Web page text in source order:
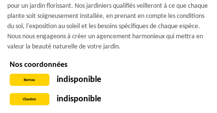
pour un jardin florissant. Nos jardiniers qualifiés veilleront à ce que chaque
plante soit soigneusement installée, en prenant en compte les conditions
du sol, l'exposition au soleil et les besoins spécifiques de chaque espèce.
Nous nous engageons à créer un agencement harmonieux qui mettra en
valeur la beauté naturelle de votre jardin.
Nos coordonnées
Bureau indisponible
Chantier indisponible